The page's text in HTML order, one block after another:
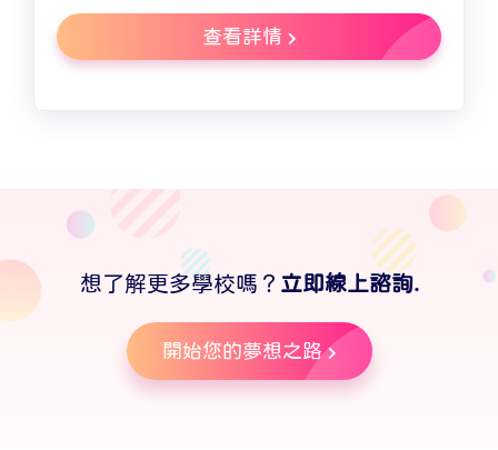
查看詳情
想了解更多學校嗎？ 立即線上諮詢.
開始您的夢想之路